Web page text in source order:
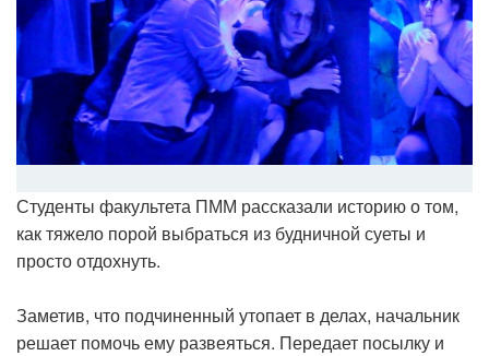
Студенты факультета ПММ рассказали историю о том,
как тяжело порой выбраться из будничной суеты и
просто отдохнуть.
Заметив, что подчиненный утопает в делах, начальник
решает помочь ему развеяться. Передает посылку и